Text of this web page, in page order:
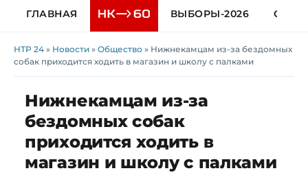
ГЛАВНАЯ ВЫБОРЫ-2026
НТР 24 » Новости » Общество » Нижнекамцам из-за бездомных
собак приходится ходить в магазин и школу с палками
Нижнекамцам из-за
бездомных собак
приходится ходить в
магазин и школу с палками